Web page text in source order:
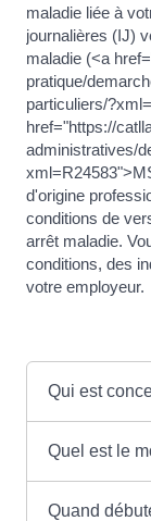
maladie liée à
journalières (IJ)
maladie (<a
pratique/
particuliers/
href="https://
administratives/
d'origine
conditions de
arrêt maladie.
conditions, des
votre employeur.
Qui est
Quel est le
Quand